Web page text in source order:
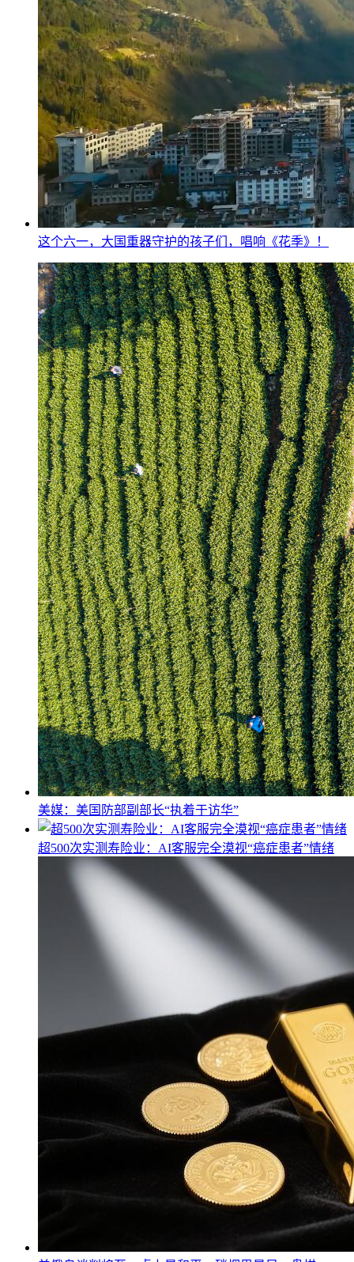
这个六一，大国重器守护的孩子们，唱响《花季》！
美媒：美国防部副部长“执着于访华”
超500次实测寿险业：AI客服完全漠视“癌症患者”情绪